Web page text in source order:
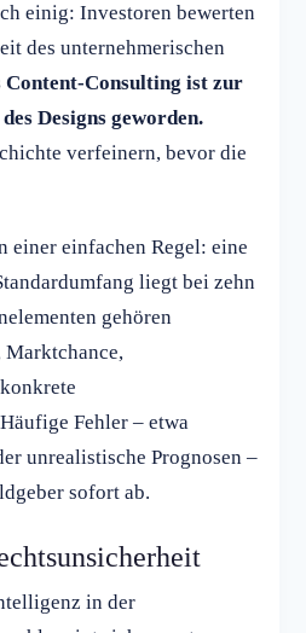
einig: Investoren bewerten
des unternehmerischen
Content-Consulting ist zur
Designs geworden.
verfeinern, bevor die
einer einfachen Regel: eine
liegt bei zehn
gehören
Marktchance,
Fehler – etwa
unrealistische Prognosen –
sofort ab.
in der